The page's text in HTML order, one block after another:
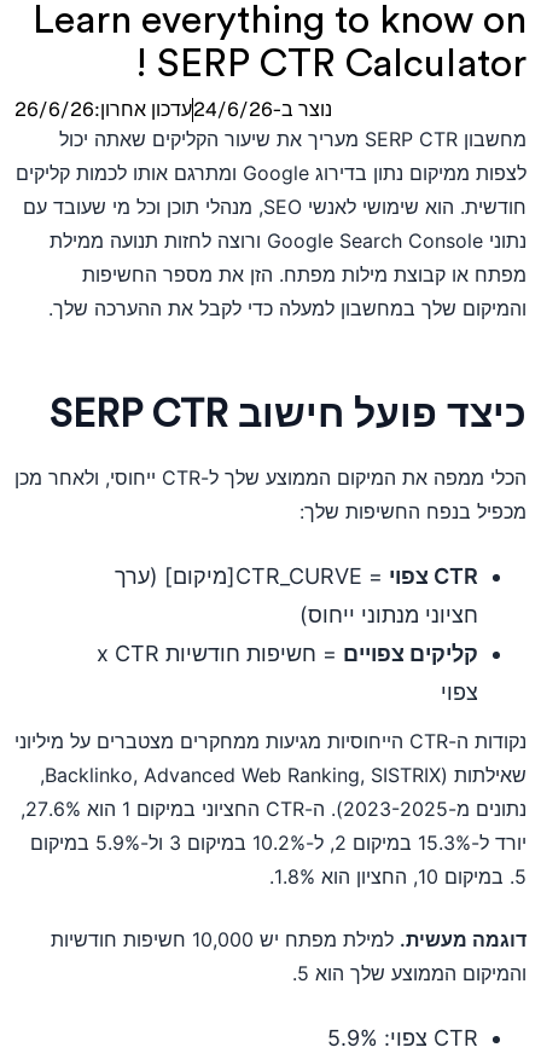
Learn everything to know on
SERP CTR Calculator !
נוצר ב-24/6/26עדכון אחרון:26/6/26
מחשבון SERP CTR מעריך את שיעור הקליקים שאתה יכול
לצפות ממיקום נתון בדירוג Google ומתרגם אותו לכמות קליקים
חודשית. הוא שימושי לאנשי SEO, מנהלי תוכן וכל מי שעובד עם
נתוני Google Search Console ורוצה לחזות תנועה ממילת
מפתח או קבוצת מילות מפתח. הזן את מספר החשיפות
והמיקום שלך במחשבון למעלה כדי לקבל את ההערכה שלך.
כיצד פועל חישוב SERP CTR
הכלי ממפה את המיקום הממוצע שלך ל-CTR ייחוסי, ולאחר מכן
מכפיל בנפח החשיפות שלך:
CTR צפוי
= CTR_CURVE[מיקום] (ערך
חציוני מנתוני ייחוס)
קליקים צפויים
= חשיפות חודשיות x CTR
צפוי
נקודות ה-CTR הייחוסיות מגיעות ממחקרים מצטברים על מיליוני
שאילתות (Backlinko, Advanced Web Ranking, SISTRIX,
נתונים מ-2023-2025). ה-CTR החציוני במיקום 1 הוא 27.6%,
יורד ל-15.3% במיקום 2, ל-10.2% במיקום 3 ול-5.9% במיקום
5. במיקום 10, החציון הוא 1.8%.
דוגמה מעשית.
למילת מפתח יש 10,000 חשיפות חודשיות
והמיקום הממוצע שלך הוא 5.
CTR צפוי: 5.9%